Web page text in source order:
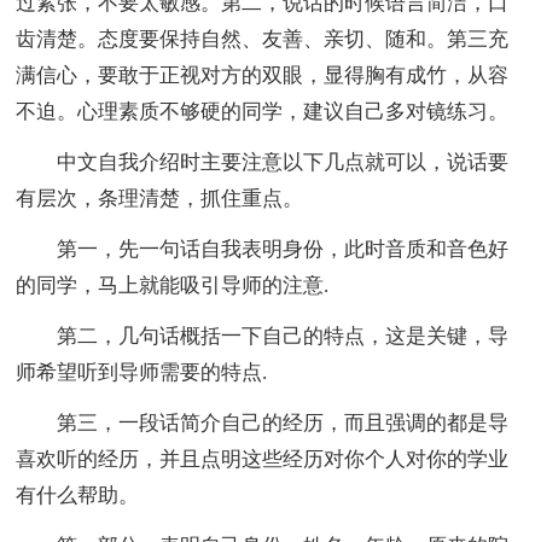
齿清楚。态度要保持自然、友善、亲切、随和。第三充
满信心，要敢于正视对方的双眼，显得胸有成竹，从容
不迫。心理素质不够硬的同学，建议自己多对镜练习。
中文自我介绍时主要注意以下几点就可以，说话要
有层次，条理清楚，抓住重点。
第一，先一句话自我表明身份，此时音质和音色好
的同学，马上就能吸引导师的注意.
第二，几句话概括一下自己的特点，这是关键，导
师希望听到导师需要的特点.
第三，一段话简介自己的经历，而且强调的都是导
喜欢听的经历，并且点明这些经历对你个人对你的学业
有什么帮助。